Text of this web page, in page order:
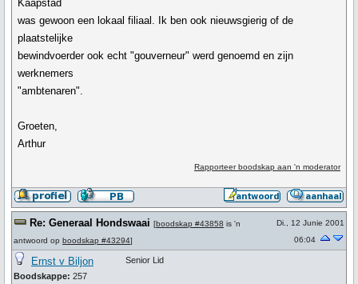
Kaapstad
was gewoon een lokaal filiaal. Ik ben ook nieuwsgierig of de
plaatstelijke
bewindvoerder ook echt "gouverneur" werd genoemd en zijn
werknemers
"ambtenaren".
Groeten,
Arthur
Rapporteer boodskap aan 'n moderator
Re: Generaal Hondswaai [boodskap #43858 is 'n
antwoord op boodskap #43294]
Di., 12 Junie 2001
06:04
Ernst v Biljon
Boodskappe: 257
Senior Lid